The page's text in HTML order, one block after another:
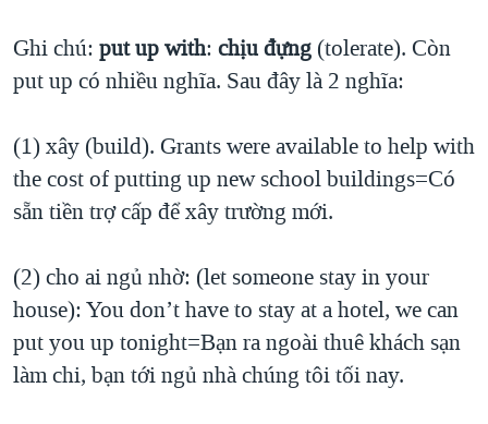
Ghi chú: put up with: chịu đựng (tolerate). Còn
put up có nhiều nghĩa. Sau đây là 2 nghĩa:
(1) xây (build). Grants were available to help with
the cost of putting up new school buildings=Có
sẵn tiền trợ cấp để xây trường mới.
(2) cho ai ngủ nhờ: (let someone stay in your
house): You don’t have to stay at a hotel, we can
put you up tonight=Bạn ra ngoài thuê khách sạn
làm chi, bạn tới ngủ nhà chúng tôi tối nay.